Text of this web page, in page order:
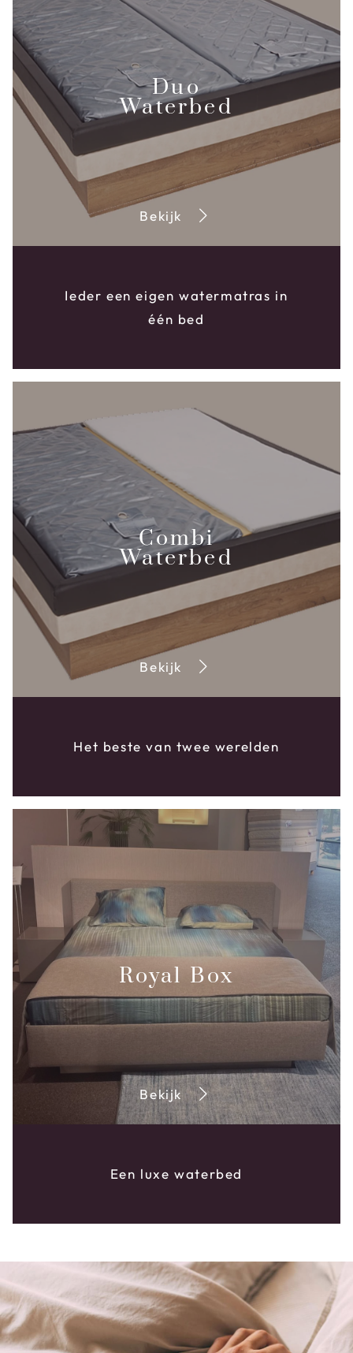
Duo
Waterbed
Bekijk
Ieder een eigen watermatras in
één bed
Combi
Waterbed
Bekijk
Het beste van twee werelden
Royal Box
Bekijk
Een luxe waterbed